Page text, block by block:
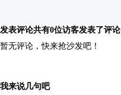
发表评论共有0位访客发表了评论
暂无评论，快来抢沙发吧！
我来说几句吧